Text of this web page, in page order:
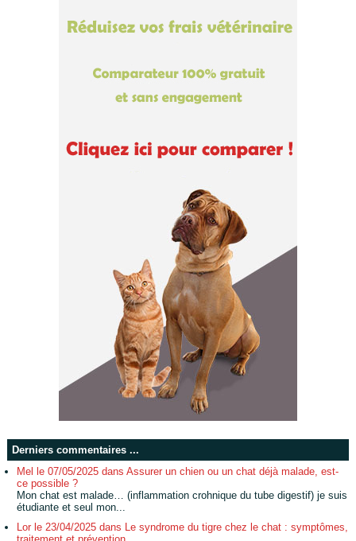
Derniers commentaires ...
Mel le 07/05/2025 dans Assurer un chien ou un chat déjà malade, est-
ce possible ?
Mon chat est malade… (inflammation crohnique du tube digestif) je suis
étudiante et seul mon...
Lor le 23/04/2025 dans Le syndrome du tigre chez le chat : symptômes,